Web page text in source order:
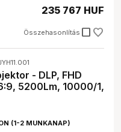
Összehasonlítás check_box_outline_blank
235 767 HUF
- DLP, FHD
5200Lm, 10000/1,
(1-2 MUNKANAP)